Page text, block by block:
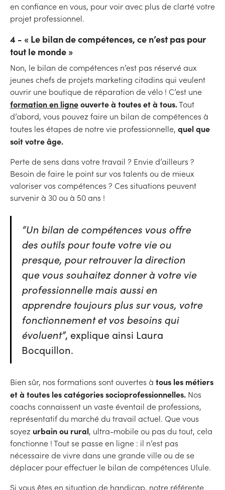
en confiance en vous, pour voir avec plus de clarté votre
projet professionnel.
4 - « Le bilan de compétences, ce n’est pas pour
tout le monde »
Non, le bilan de compétences n’est pas réservé aux
jeunes chefs de projets marketing citadins qui veulent
ouvrir une boutique de réparation de vélo ! C’est une
formation en ligneouverte à toutes et à tous.Tout
d’abord, vous pouvez faire un bilan de compétences à
toutes les étapes de notre vie professionnelle, quel que
soit votre âge.
Perte de sens dans votre travail ? Envie d’ailleurs ?
Besoin de faire le point sur vos talents ou de mieux
valoriser vos compétences ? Ces situations peuvent
survenir à 30 ou à 50 ans !
“Un bilan de compétences vous offre
des outils pour toute votre vie ou
presque, pour retrouver la direction
que vous souhaitez donner à votre vie
professionnelle mais aussi en
apprendre toujours plus sur vous, votre
fonctionnement et vos besoins qui
évoluent”, explique ainsi Laura
Bocquillon.
Bien sûr, nos formations sont ouvertes à tous les métiers
et à toutes les catégories socioprofessionnelles. Nos
coachs connaissent un vaste éventail de professions,
représentatif du marché du travail actuel. Que vous
soyez urbain ou rural, ultra-mobile ou pas du tout, cela
fonctionne ! Tout se passe en ligne : il n’est pas
nécessaire de vivre dans une grande ville ou de se
déplacer pour effectuer le bilan de compétences Ulule.
Si vous êtes en situation de handicap, notre référente